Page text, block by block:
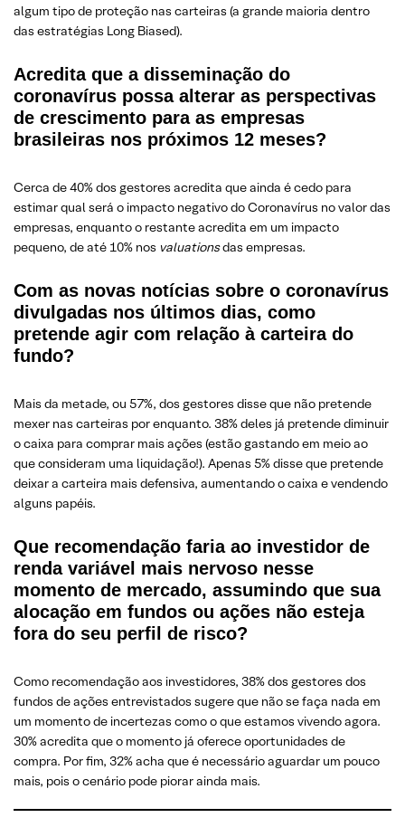
algum tipo de proteção nas carteiras (a grande maioria dentro
das estratégias Long Biased).
Acredita que a disseminação do
coronavírus possa alterar as perspectivas
de crescimento para as empresas
brasileiras nos próximos 12 meses?
Cerca de 40% dos gestores acredita que ainda é cedo para
estimar qual será o impacto negativo do Coronavírus no valor das
empresas, enquanto o restante acredita em um impacto
pequeno, de até 10% nos valuationsdas empresas.
Com as novas notícias sobre o coronavírus
divulgadas nos últimos dias, como
pretende agir com relação à carteira do
fundo?
Mais da metade, ou 57%, dos gestores disse que não pretende
mexer nas carteiras por enquanto. 38% deles já pretende diminuir
o caixa para comprar mais ações (estão gastando em meio ao
que consideram uma liquidação!). Apenas 5% disse que pretende
deixar a carteira mais defensiva, aumentando o caixa e vendendo
alguns papéis.
Que recomendação faria ao investidor de
renda variável mais nervoso nesse
momento de mercado, assumindo que sua
alocação em fundos ou ações não esteja
fora do seu perfil de risco?
Como recomendação aos investidores, 38% dos gestores dos
fundos de ações entrevistados sugere que não se faça nada em
um momento de incertezas como o que estamos vivendo agora.
30% acredita que o momento já oferece oportunidades de
compra. Por fim, 32% acha que é necessário aguardar um pouco
mais, pois o cenário pode piorar ainda mais.